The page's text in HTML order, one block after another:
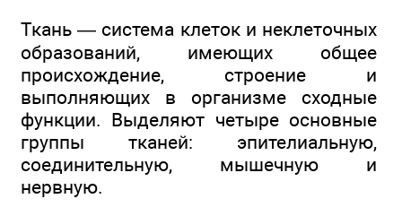
Ткань — система клеток и неклеточных
образований, имеющих общее
происхождение, строение и
выполняющих в организме сходные
функции. Выделяют четыре основные
группы тканей: эпителиальную,
соединительную, мышечную и
нервную.